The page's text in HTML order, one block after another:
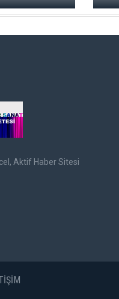
Aktif Haber Sitesi